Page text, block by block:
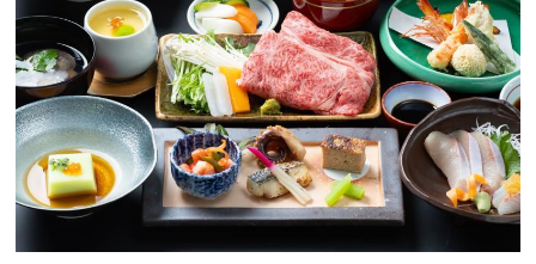
＜お献立＞
・先付 空豆豆腐
・前菜 小柱とアスパラの梅肉和え、蕗の土佐煮、鰆西
京焼き他
・椀物 蛤、椎茸、花大根、三つ葉